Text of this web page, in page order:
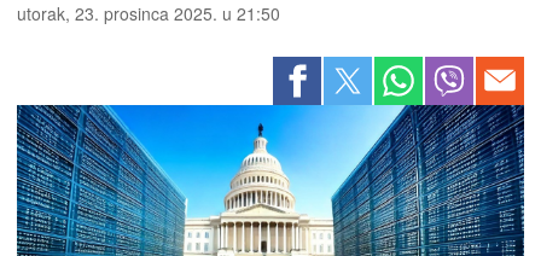
utorak, 23. prosinca 2025. u 21:50